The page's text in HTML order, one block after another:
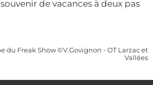
souvenir de vacances à deux pas
du Freak Show ©V.Govignon - OT Larzac et
Vallées